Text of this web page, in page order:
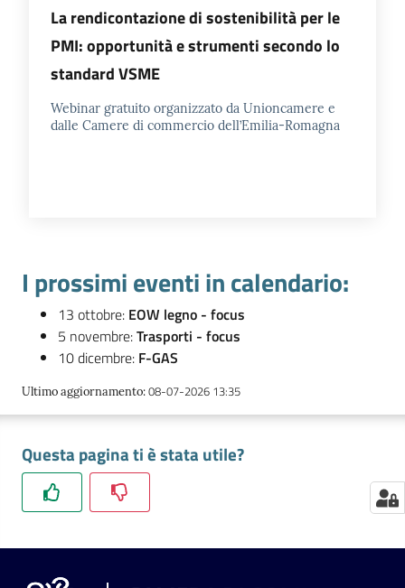
on line
Seguici
La rendicontazione di sostenibilità per le
PMI: opportunità e strumenti secondo lo
standard VSME
Webinar gratuito organizzato da Unioncamere e
dalle Camere di commercio dell’Emilia-Romagna
I prossimi eventi in calendario:
13 ottobre: EOW legno - focus
5 novembre:Trasporti - focus
10 dicembre: F-GAS
Ultimo aggiornamento:08-07-2026 13:35
Questa pagina ti è stata utile?